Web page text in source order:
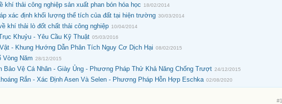
khí thải công nghiệp sản xuất phan bón hóa học 18/02/2014
xác định khối lượng thể tích của đất tại hiện trường 30/03/2014
khí thải lò đốt chất thải công nghiệp 10/04/2014
Khuỷu - Yêu Cầu Kỹ Thuật 05/03/2016
- Khung Hướng Dẫn Phân Tích Nguy Cơ Dịch Hại 08/02/2015
Vòng Năm 28/12/2015
Bảo Vệ Cá Nhân - Giày Ủng - Phương Pháp Thử Khả Năng Chống Trượt 24/12/2015
Rắn - Xác Định Asen Và Selen - Phương Pháp Hỗn Hợp Eschka 02/08/2020
#1